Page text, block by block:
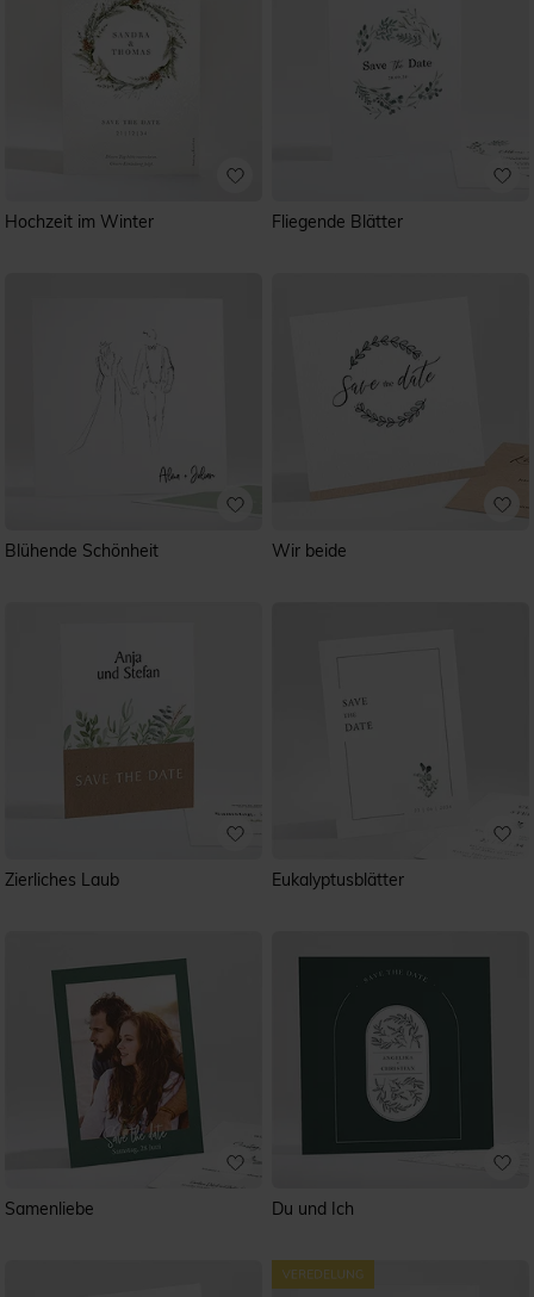
Hochzeit im Winter Fliegende Blätter
Blühende Schönheit Wir beide
Zierliches Laub Eukalyptusblätter
Samenliebe Du und Ich